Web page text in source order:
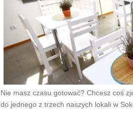
Nie masz czasu gotować? Chcesz coś
do jednego z trzech naszych lokali w